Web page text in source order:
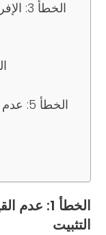
الخطأ 5: عدم استخدام الأدوات المناسبة للتثبيت
الخطأ 1:
التثبيت